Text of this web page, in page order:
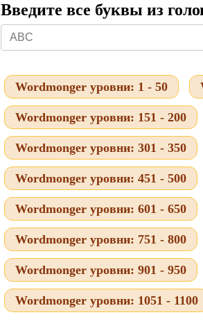
Введите все буквы из
Wordmonger уровни: 1 - 50
Wordmonger уровни: 151 - 200
Wordmonger уровни: 301 - 350
Wordmonger уровни: 451 - 500
Wordmonger уровни: 601 - 650
Wordmonger уровни: 751 - 800
Wordmonger уровни: 901 - 950
Wordmonger уровни: 1051 - 1100